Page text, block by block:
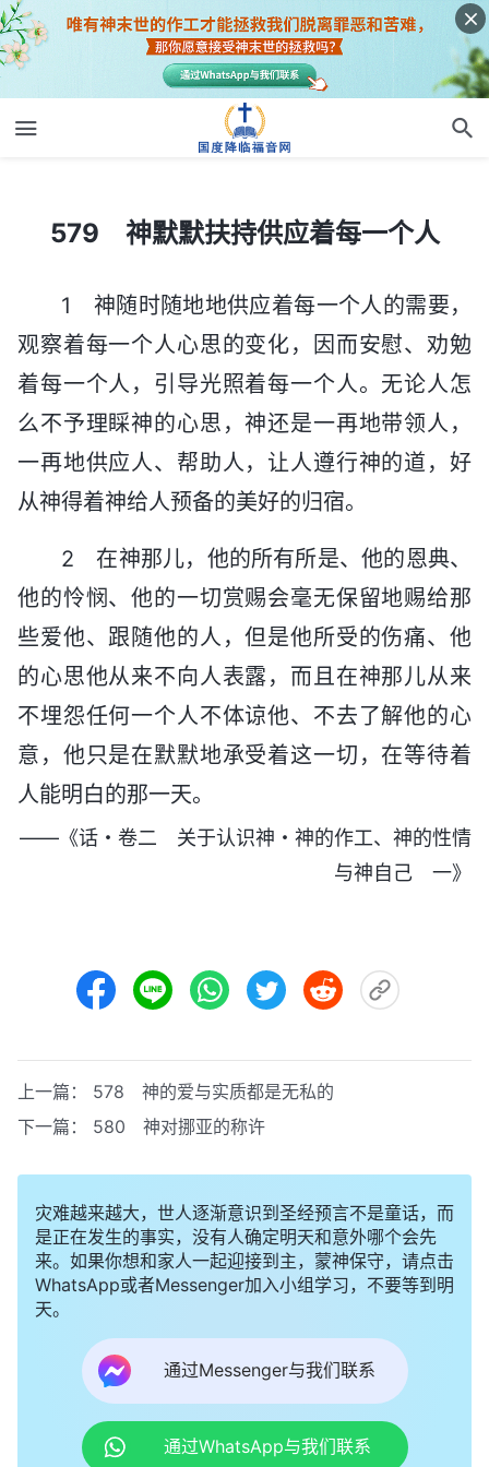
579 神默默扶持供应着每一个人
579 神默默扶持供应着每一个人
1 神随时随地地供应着每一个人的需要，
观察着每一个人心思的变化，因而安慰、劝勉
着每一个人，引导光照着每一个人。无论人怎
么不予理睬神的心思，神还是一再地带领人，
一再地供应人、帮助人，让人遵行神的道，好
从神得着神给人预备的美好的归宿。
2 在神那儿，他的所有所是、他的恩典、
他的怜悯、他的一切赏赐会毫无保留地赐给那
些爱他、跟随他的人，但是他所受的伤痛、他
的心思他从来不向人表露，而且在神那儿从来
不埋怨任何一个人不体谅他、不去了解他的心
意，他只是在默默地承受着这一切，在等待着
人能明白的那一天。
——《话・卷二 关于认识神・神的作工、神的性情
与神自己 一》
上一篇： 578 神的爱与实质都是无私的
下一篇： 580 神对挪亚的称许
灾难越来越大，世人逐渐意识到圣经预言不是童话，而
是正在发生的事实，没有人确定明天和意外哪个会先
来。如果你想和家人一起迎接到主，蒙神保守，请点击
WhatsApp或者Messenger加入小组学习，不要等到明
天。
通过Messenger与我们联系
通过WhatsApp与我们联系